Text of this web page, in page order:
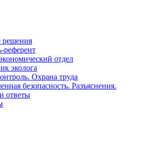
решения
референт
отдел
эколога
Охрана труда
безопасность. Разъяснения.
ответы